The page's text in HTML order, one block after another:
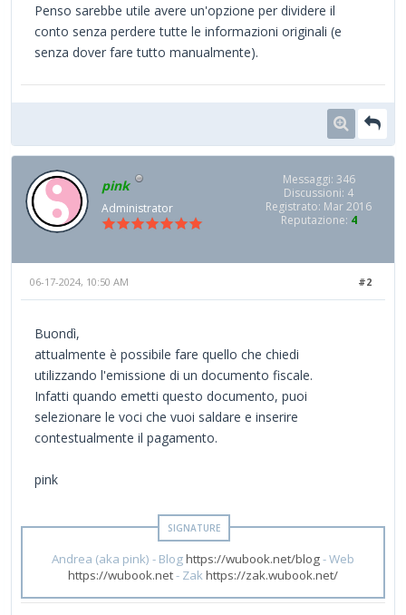
Penso sarebbe utile avere un'opzione per dividere il
conto senza perdere tutte le informazioni originali (e
senza dover fare tutto manualmente).
pink
Administrator
Messaggi: 346
Discussioni: 4
Registrato: Mar 2016
Reputazione: 4
#2
06-17-2024, 10:50 AM
Buondì,
attualmente è possibile fare quello che chiedi
utilizzando l'emissione di un documento fiscale.
Infatti quando emetti questo documento, puoi
selezionare le voci che vuoi saldare e inserire
contestualmente il pagamento.
pink
Andrea (aka pink) - Bloghttps://wubook.net/blog- Web
https://wubook.net- Zakhttps://zak.wubook.net/